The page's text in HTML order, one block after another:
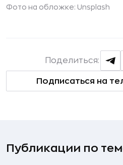
Фото на обложке: Unsplash
Подписаться на
Поделиться:
Публикации по